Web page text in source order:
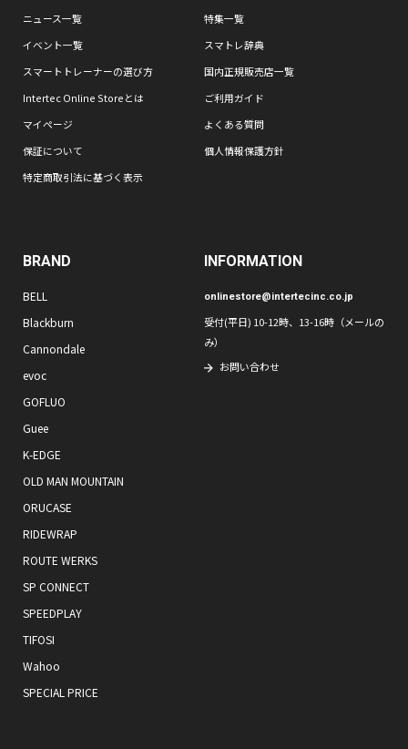
ニュース一覧
特集一覧
イベント一覧
スマトレ辞典
スマートトレーナーの選び方
国内正規販売店一覧
Intertec Online Storeとは
ご利用ガイド
マイページ
よくある質問
保証について
個人情報保護方針
特定商取引法に基づく表示
BRAND
BELL
Blackburn
Cannondale
evoc
GOFLUO
Guee
K-EDGE
OLD MAN MOUNTAIN
ORUCASE
RIDEWRAP
ROUTE WERKS
SP CONNECT
SPEEDPLAY
TIFOSI
Wahoo
SPECIAL PRICE
INFORMATION
onlinestore@intertecinc.co.jp
受付(平日) 10-12時、13-16時（メールの
み）
お問い合わせ